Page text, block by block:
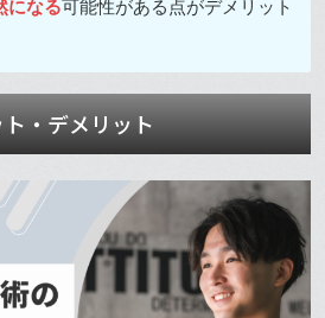
になる可能性がある点がデメリット
・デメリット